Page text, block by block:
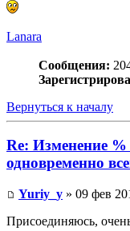
Lanara
Сообщения:
Вернуться к началу
Re: Изменение
одновременно
Yuriy_y » 09 фев
Присоединяюсь,